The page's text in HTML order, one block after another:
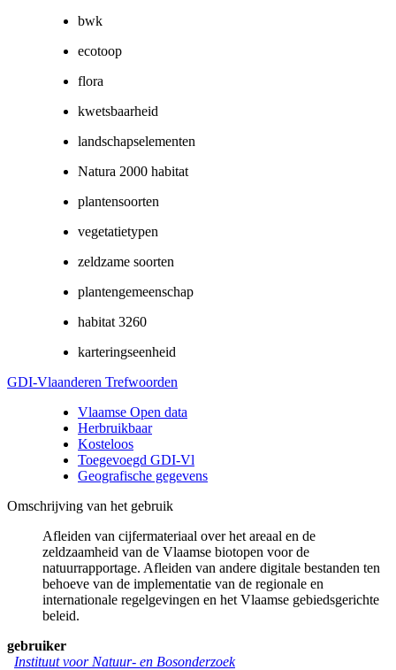
bwk
ecotoop
flora
kwetsbaarheid
landschapselementen
Natura 2000 habitat
plantensoorten
vegetatietypen
zeldzame soorten
plantengemeenschap
habitat 3260
karteringseenheid
GDI-Vlaanderen Trefwoorden
Vlaamse Open data
Herbruikbaar
Kosteloos
Toegevoegd GDI-Vl
Geografische gegevens
Omschrijving van het gebruik
Afleiden van cijfermateriaal over het areaal en de
zeldzaamheid van de Vlaamse biotopen voor de
natuurrapportage. Afleiden van andere digitale bestanden ten
behoeve van de implementatie van de regionale en
internationale regelgevingen en het Vlaamse gebiedsgerichte
beleid.
gebruiker
Instituut voor Natuur- en Bosonderzoek